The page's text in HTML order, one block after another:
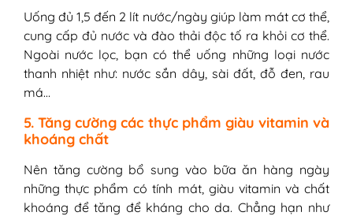
Uống đủ 1,5 đến 2 lít nước/ngày giúp làm mát cơ thể,
cung cấp đủ nước và đào thải độc tố ra khỏi cơ thể.
Ngoài nước lọc, bạn có thể uống những loại nước
thanh nhiệt như: nước sắn dây, sài đất, đỗ đen, rau
má…
5. Tăng cường các thực phẩm giàu vitamin và
khoáng chất
Nên tăng cường bổ sung vào bữa ăn hàng ngày
những thực phẩm có tính mát, giàu vitamin và chất
khoáng để tăng để kháng cho da. Chẳng hạn như